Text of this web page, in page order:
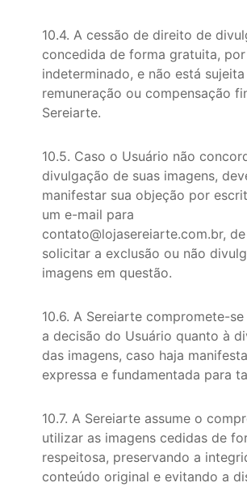
10.4. A cessão de direito de
concedida de forma gratuita,
indeterminado, e não está
remuneração ou compensação
Sereiarte.
10.5. Caso o Usuário não
divulgação de suas imagens,
manifestar sua objeção por
um e-mail para
contato@lojasereiarte.com.br,
solicitar a exclusão ou não
imagens em questão.
10.6. A Sereiarte compromete-
a decisão do Usuário quanto à
das imagens, caso haja
expressa e fundamentada para
10.7. A Sereiarte assume o
utilizar as imagens cedidas de
respeitosa, preservando a
conteúdo original e evitando a